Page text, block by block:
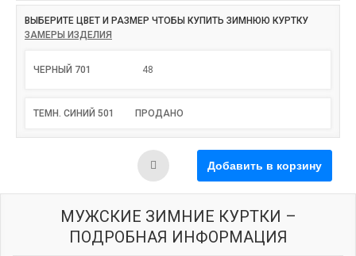
ВЫБЕРИТЕ ЦВЕТ И РАЗМЕР ЧТОБЫ КУПИТЬ ЗИМНЮЮ КУРТКУ
ЗАМЕРЫ ИЗДЕЛИЯ
ЧЕРНЫЙ 701 48
ТЕМН. СИНИЙ 501 ПРОДАНО
МУЖСКИЕ ЗИМНИЕ КУРТКИ –
ПОДРОБНАЯ ИНФОРМАЦИЯ